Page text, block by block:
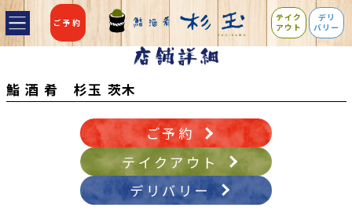
ご予約
テイク
アウト
デリ
バリー
鮨 酒 肴 杉玉 茨木
ご予約
テイクアウト
デリバリー